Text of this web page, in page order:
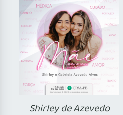
Shirley de Azevedo